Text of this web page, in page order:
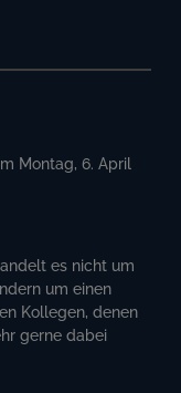
Montag, 6. April
es nicht um
um einen
Kollegen, denen
gerne dabei